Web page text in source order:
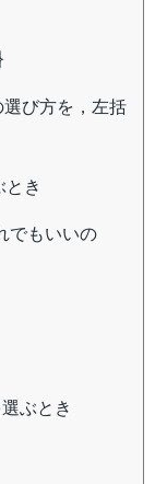
び方を，左括
とき
でもいいの
ぶとき